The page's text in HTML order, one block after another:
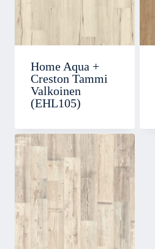
Home Aqua +
Creston Tammi
Valkoinen
(EHL105)